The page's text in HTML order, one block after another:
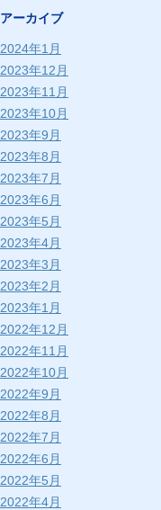
アーカイブ
2024年1月
2023年12月
2023年11月
2023年10月
2023年9月
2023年8月
2023年7月
2023年6月
2023年5月
2023年4月
2023年3月
2023年2月
2023年1月
2022年12月
2022年11月
2022年10月
2022年9月
2022年8月
2022年7月
2022年6月
2022年5月
2022年4月